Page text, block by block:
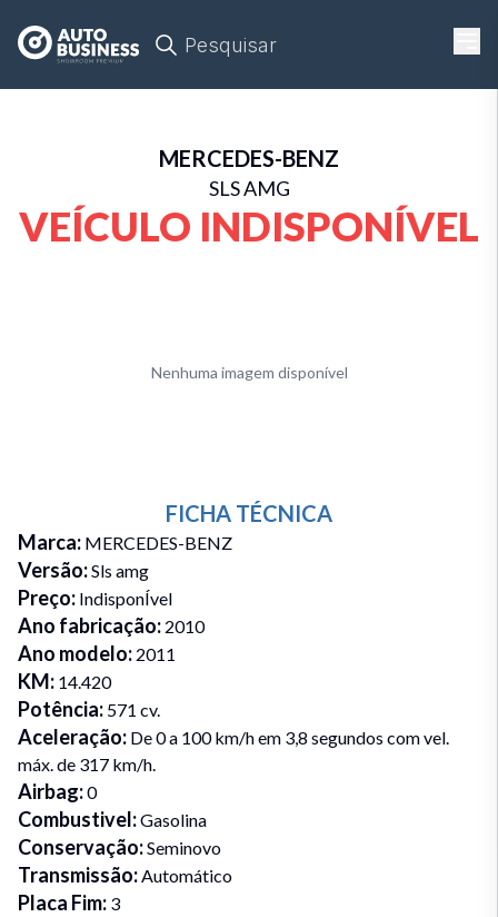
Pesquisar
MERCEDES-BENZ
SLS AMG
VEÍCULO INDISPONÍVEL
Nenhuma imagem disponível
FICHA TÉCNICA
Marca: MERCEDES-BENZ
Versão:Sls amg
Preço: IndisponÍvel
Ano fabricação: 2010
Ano modelo: 2011
KM: 14.420
Potência: 571 cv.
Aceleração: De 0 a 100 km/h em 3,8 segundos com vel.
máx. de 317 km/h.
Airbag:0
Combustivel:Gasolina
Conservação:Seminovo
Transmissão:Automático
Placa Fim: 3